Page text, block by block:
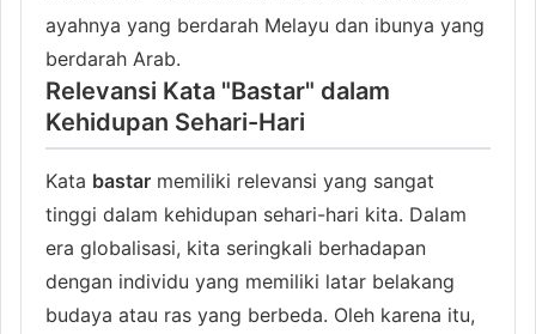
ayahnya yang berdarah Melayu dan ibunya yang
berdarah Arab.
Relevansi Kata "Bastar" dalam
Kehidupan Sehari-Hari
Kata bastar memiliki relevansi yang sangat
tinggi dalam kehidupan sehari-hari kita. Dalam
era globalisasi, kita seringkali berhadapan
dengan individu yang memiliki latar belakang
budaya atau ras yang berbeda. Oleh karena itu,